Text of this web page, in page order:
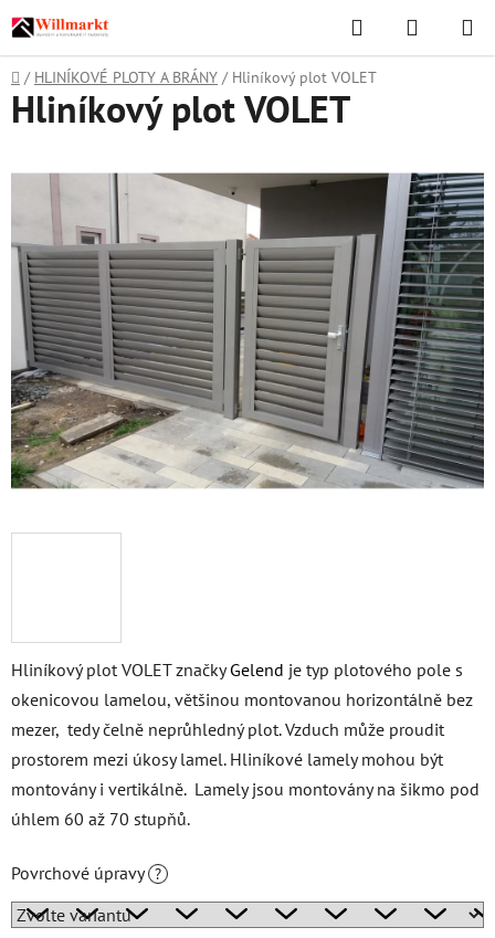
Přejít
na
obsah
Hledat
KOŠÍK
Domů
/ HLINÍKOVÉ PLOTY A BRÁNY / Hliníkový plot VOLET
Hliníkový plot VOLET značkyGelend je typ plotového pole s
okenicovou lamelou, většinou montovanou horizontálně bez
mezer, tedy čelně neprůhledný plot. Vzduch může proudit
prostorem mezi úkosy lamel. Hliníkové lamely mohou být
montovány i vertikálně. Lamely jsou montovány na šikmo pod
úhlem 60 až 70 stupňů.
Povrchové úpravy ?
Hliníkový plot VOLET